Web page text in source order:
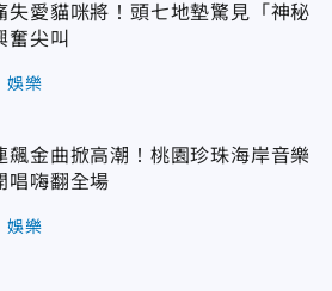
失愛貓咪將！頭七地墊驚見「神秘
奮尖叫
娛樂
飆金曲掀高潮！桃園珍珠海岸音樂
唱嗨翻全場
娛樂